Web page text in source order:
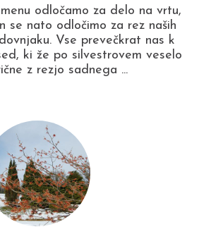
odločamo za delo na vrtu,
se nato odločimo za rez naših
Vse prevečkrat nas k
ki že po silvestrovem veselo
z rezjo sadnega ...